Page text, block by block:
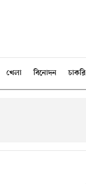
খেলা বিনোদন চাকরি